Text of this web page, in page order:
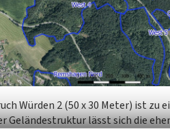
Würden 2 (50 x 30 Meter) ist
Geländestruktur lässt sich die